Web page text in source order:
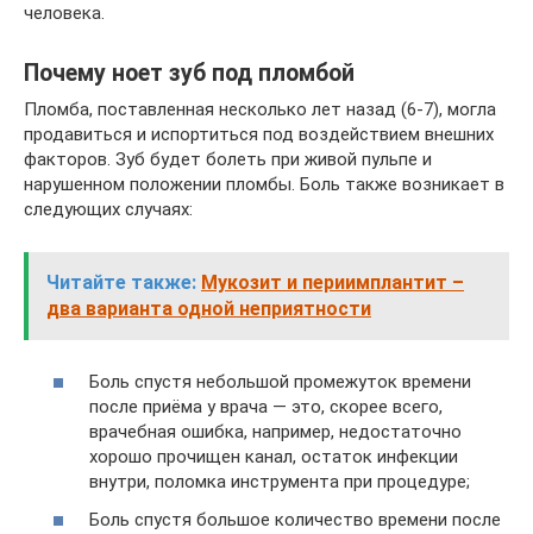
человека.
Почему ноет зуб под пломбой
Пломба, поставленная несколько лет назад (6-7), могла
продавиться и испортиться под воздействием внешних
факторов. Зуб будет болеть при живой пульпе и
нарушенном положении пломбы. Боль также возникает в
следующих случаях:
Читайте также: Мукозит и периимплантит –
два варианта одной неприятности
Боль спустя небольшой промежуток времени
после приёма у врача — это, скорее всего,
врачебная ошибка, например, недостаточно
хорошо прочищен канал, остаток инфекции
внутри, поломка инструмента при процедуре;
Боль спустя большое количество времени после